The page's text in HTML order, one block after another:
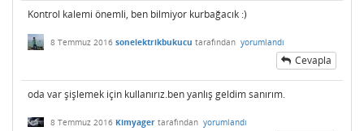
Kontrol kalemi önemli, ben bilmiyor kurbağacık :)
8 Temmuz 2016 sonelektrikbukucu tarafından yorumlandı
Cevapla
oda var şişlemek için kullanırız.ben yanlış geldim sanırım.
8 Temmuz 2016 Kimyager tarafından yorumlandı